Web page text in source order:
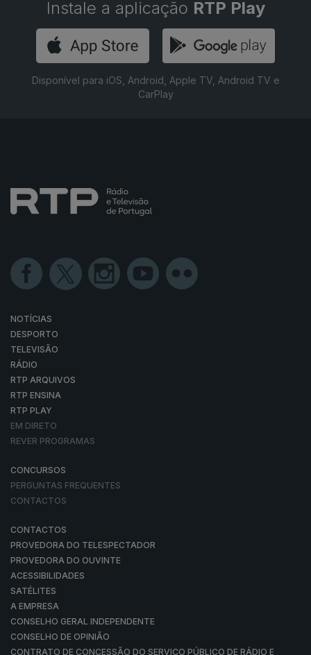
Instale a aplicação RTP Play
Disponível para iOS, Android, Apple TV, Android TV e
CarPlay
NOTÍCIAS
DESPORTO
TELEVISÃO
RÁDIO
RTP ARQUIVOS
RTP ENSINA
RTP PLAY
EM DIRETO
REVER PROGRAMAS
CONCURSOS
PERGUNTAS FREQUENTES
CONTACTOS
CONTACTOS
PROVEDORA DO TELESPECTADOR
PROVEDORA DO OUVINTE
ACESSIBILIDADES
SATÉLITES
A EMPRESA
CONSELHO GERAL INDEPENDENTE
CONSELHO DE OPINIÃO
CONTRATO DE CONCESSÃO DO SERVIÇO PÚBLICO DE RÁDIO E